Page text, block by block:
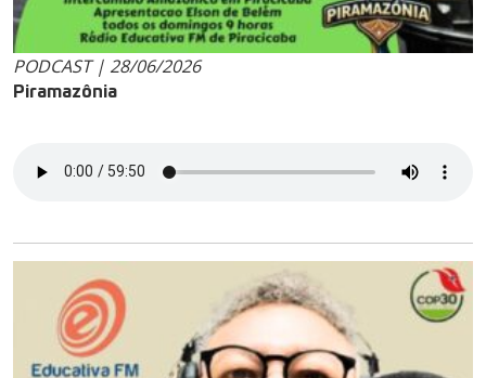
PODCAST | 28/06/2026
Piramazônia